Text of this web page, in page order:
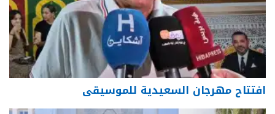
افتتاح مهرجان السعيدية للموسيقى